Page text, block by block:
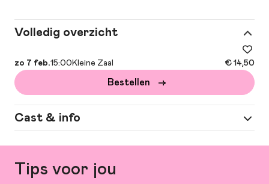
Volledig overzicht
zo 7 feb.15:00 Kleine Zaal € 14,50
Bestellen
Cast & info
Meer
concept, tekst en artistieke leiding:
Tips voor jou